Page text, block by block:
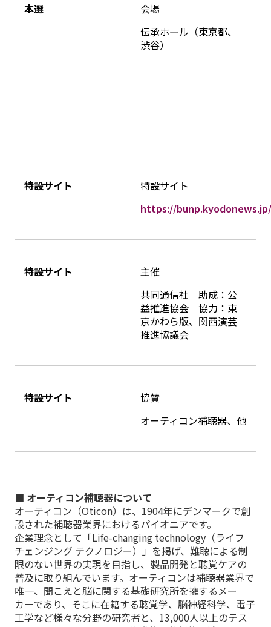
本選
会場
伝承ホール（東京都、
渋谷）
特設サイト
特設サイト
https://
特設サイト
主催
共同通信社 助成：公
益推進協会 協力：東
京かわら版、関西演芸
推進協議会
特設サイト
協賛
オーティコン補聴器、他
■ オーティコン補聴器について
オーティコン（Oticon）は、1904年にデンマークで創
設された補聴器業界におけるパイオニアです。
企業理念として「Life-changing technology（ライフ
チェンジング テクノロジー）」を掲げ、難聴による制
限のない世界の実現を目指し、製品開発と聴覚ケアの
普及に取り組んでいます。オーティコンは補聴器業界で
唯一、聞こえと脳に関する基礎研究所を擁するメー
カーであり、そこに在籍する聴覚学、脳神経科学、電子
工学など様々な分野の研究者と、13,000人以上のテス